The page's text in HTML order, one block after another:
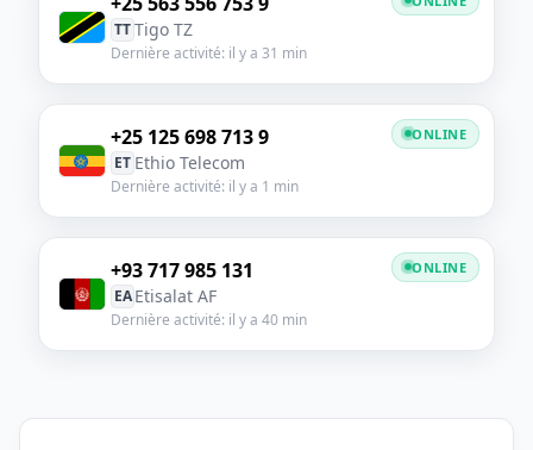
TTTigo TZ
Dernière activité: il y a 31 min
+25 125 698 713 9
ET Ethio Telecom
Dernière activité: il y a 1 min
ONLINE
+93 717 985 131
EA Etisalat AF
Dernière activité: il y a 40 min
ONLINE